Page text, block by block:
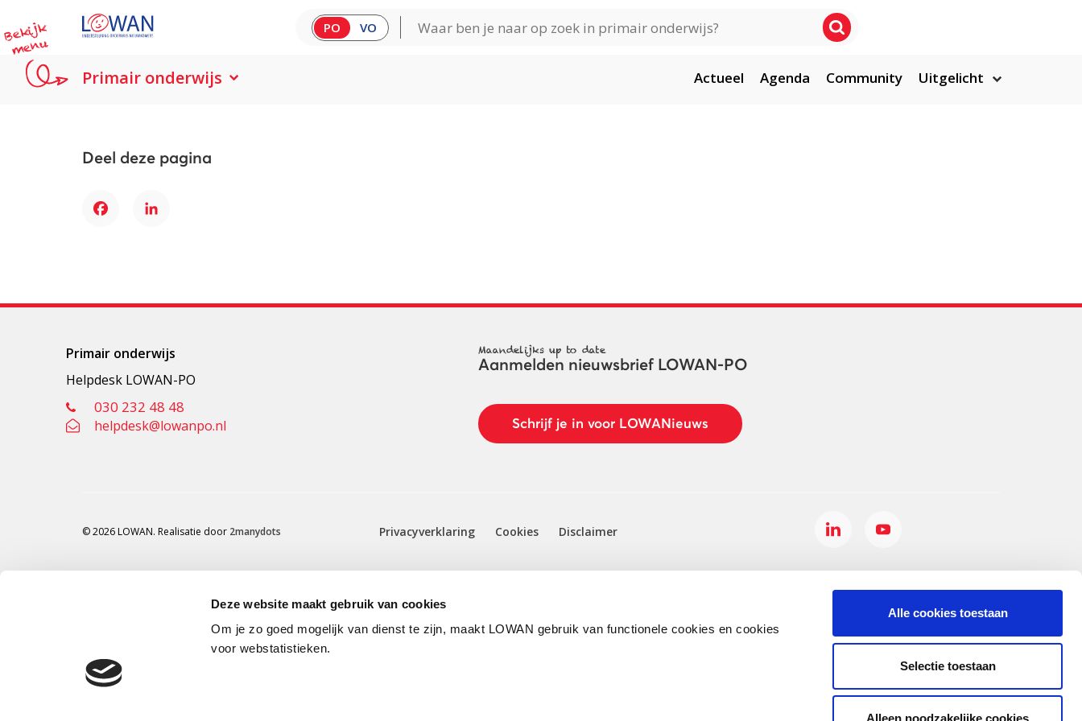
Deze website maakt gebruik van cookies
Om je zo goed mogelijk van dienst te zijn, maakt LOWAN gebruik van functionele cookies en cookies
voor webstatistieken.
Alle cookies toestaan
Selectie toestaan
Alleen noodzakelijke cookies
B
e
kij
k
m
e
n
u
PO VO
Primair onderwijs Actueel Agenda Community Uitgelicht
Deel deze pagina
FacebookLinkedIn
Primair onderwijs
Helpdesk LOWAN-PO
030 232 48 48
helpdesk@lowanpo.nl
Maandelijks up to date
Aanmelden nieuwsbrief LOWAN-PO
Schrijf je in voor LOWANieuws
© 2026 LOWAN. Realisatie door 2manydots Privacyverklaring Cookies Disclaimer